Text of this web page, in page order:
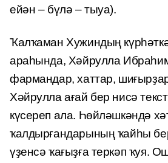
ейән – бүлә – тыуа).
Ҡалҡаман Хужиндың
араһында, Хәйрулла
фармандар, хаттар,
Хәйрулла ағай бер нисә
күсереп ала. Һөйләшкәндә
ҡалдырғандары­ның ҡайһы
үҙенсә ҡағыҙға теркәп ҡуя.